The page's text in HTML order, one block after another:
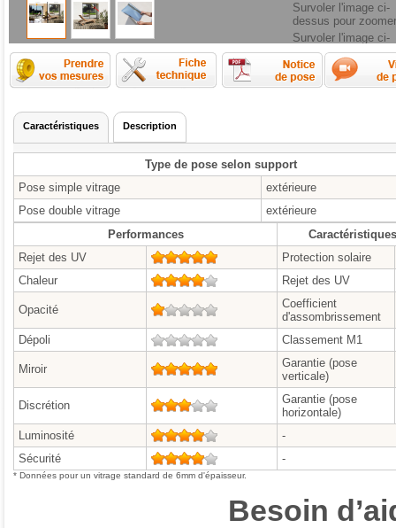
Survoler l'image ci-
dessus pour zoomer
Survoler l'image ci-
dessus pour zoomer
Comment prendre les mesures ?
Fiche technique
Caractéristiques Description
Type de pose selon support
Pose simple vitrage
extérieure
Pose double vitrage
extérieure
Performances
Caractéristiques
Rejet des UV
Protection solaire
Chaleur
Rejet des UV
Opacité
Coefficient
d'assombrissement
Dépoli
Classement M1
Miroir
Garantie (pose
verticale)
Discrétion
Garantie (pose
horizontale)
Luminosité
-
Sécurité
-
* Données pour un vitrage standard de 6mm d'épaisseur.
Besoin